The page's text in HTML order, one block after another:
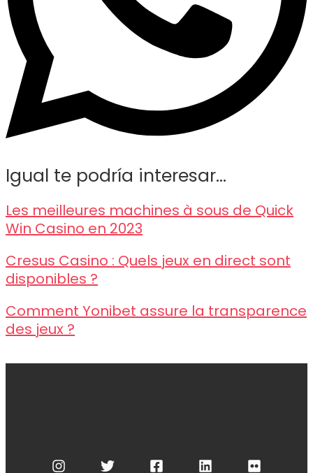
Igual te podría interesar...
Les meilleures machines à sous de Quick
Win Casino en 2023
Cresus Casino : Quels jeux en direct sont
disponibles ?
Comment Yonibet assure la transparence
des jeux ?